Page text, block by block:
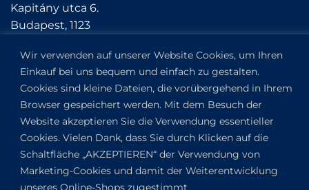
Wir verwenden auf unserer Website Cookies, um Ihren
Einkauf bei uns bequem und einfach zu gestalten.
Cookies sind kleine Dateien, die vorübergehend in Ihrem
Browser gespeichert werden. Mit dem Besuch der
Website akzeptieren Sie die Verwendung essentieller
Cookies. Vielen Dank, dass Sie durch Klicken auf die
Schaltfläche „AKZEPTIEREN“ der Verwendung von
Marketing-Cookies und damit der Weiterentwicklung
unseres Online-Shops zugestimmt
Kapitány utca 6.
Budapest, 1123
Auf Google Maps anzeigen
+36304649191
Copyright 2019-2026 ©VANDOR studio®
. All rights
reserved.